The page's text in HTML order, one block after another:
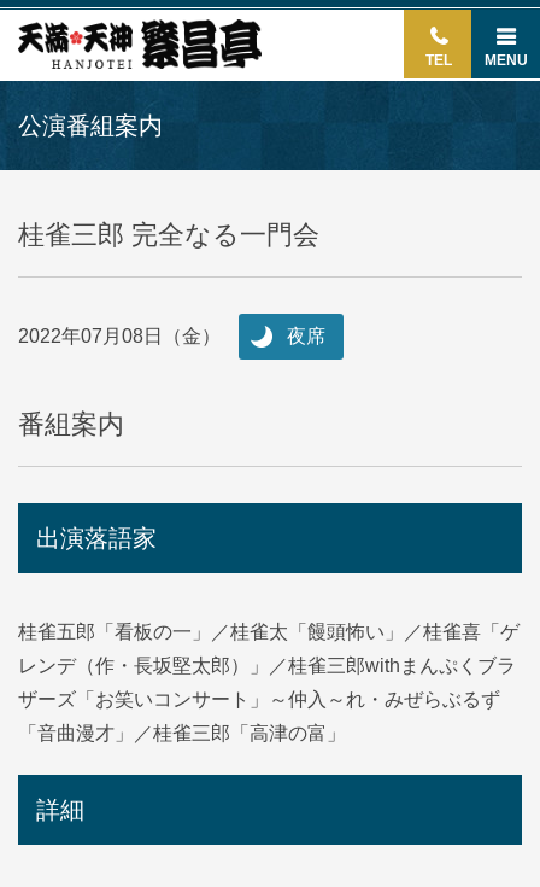
TEL MENU
公演番組案内
桂雀三郎 完全なる一門会
2022年07月08日（金） 夜席
番組案内
出演落語家
桂雀五郎「看板の一」／桂雀太「饅頭怖い」／桂雀喜「ゲ
レンデ（作・長坂堅太郎）」／桂雀三郎withまんぷくブラ
ザーズ「お笑いコンサート」～仲入～れ・みぜらぶるず
「音曲漫才」／桂雀三郎「高津の富」
詳細